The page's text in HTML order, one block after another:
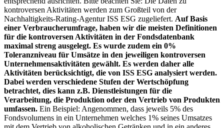
kontroversen Aktivitäten werden zum Großteil von der
Nachhaltigkeits-Rating-Agentur ISS ESG zugeliefert. Auf Basis
einer Verbraucherumfrage, haben wir die meisten Definitionen
für die kontroversen Aktivitäten in der Fondsdatenbank
maximal streng ausgelegt. Es wurde zudem ein 0%
Toleranzniveau für Umsätze in den jeweiligen kontroversen
Unternehmensaktivitäten gewählt. Es werden daher alle
Aktivitäten berücksichtigt, die von ISS ESG analysiert werden.
Dabei werden verschiedene Stufen der Wertschöpfung
betrachtet, dies kann z.B. Dienstleistungen für die
Verarbeitung, die Produktion oder den Vertrieb von Produkten
umfassen. Ein Beispiel: Angenommen, dass jeweils 5% des
Fondsvolumens in ein Unternehmen welches 1% seines Umsatzes